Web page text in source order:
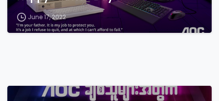
June 17, 2022